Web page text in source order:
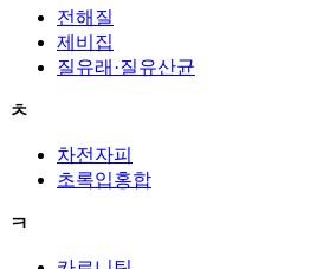
전해질
제비집
질유래·질유산균
ㅊ
차전자피
초록입홍합
ㅋ